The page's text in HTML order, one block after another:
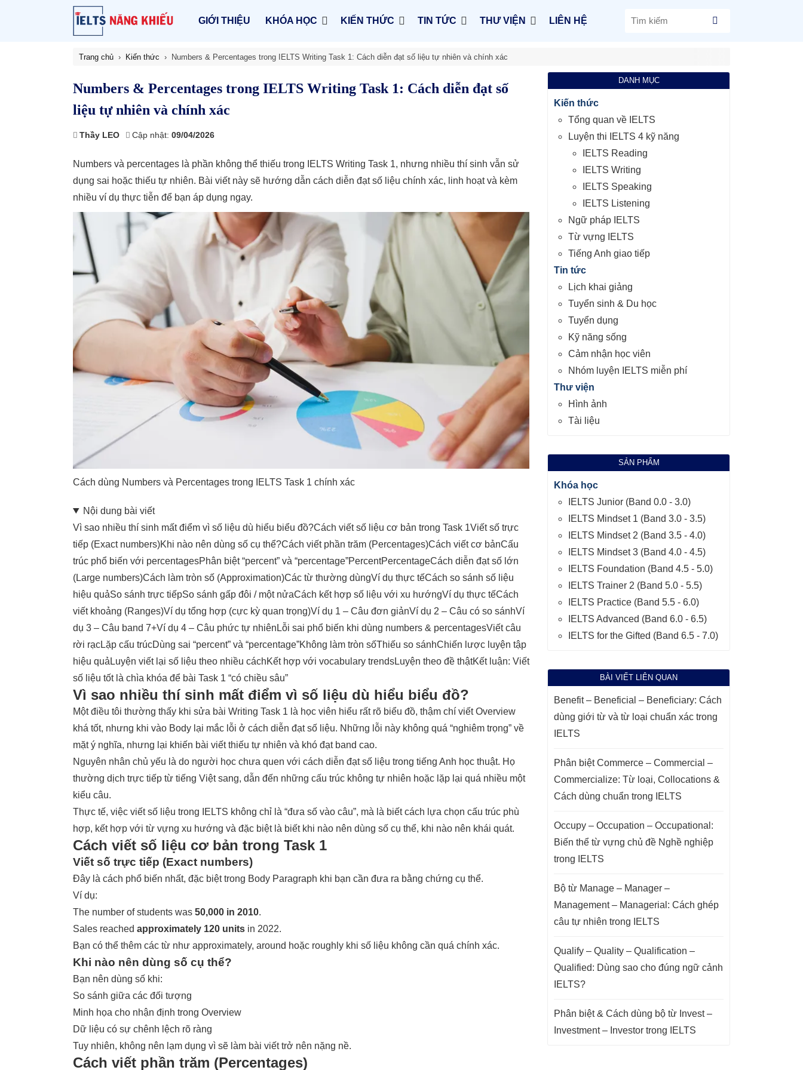
GIỚI THIỆU KHÓA HỌC KIẾN THỨC TIN TỨC THƯ VIỆN LIÊN HỆ
Trang chủ Kiến thức Numbers & Percentages trong IELTS Writing Task 1: Cách diễn đạt số liệu tự nhiên và chính xác
Numbers & Percentages trong IELTS Writing Task 1: Cách diễn đạt số
liệu tự nhiên và chính xác
Thầy LEO Cập nhật: 09/04/2026
Numbers và percentages là phần không thể thiếu trong IELTS Writing Task 1, nhưng nhiều thí sinh vẫn sử
dụng sai hoặc thiếu tự nhiên. Bài viết này sẽ hướng dẫn cách diễn đạt số liệu chính xác, linh hoạt và kèm
nhiều ví dụ thực tiễn để bạn áp dụng ngay.
Cách dùng Numbers và Percentages trong IELTS Task 1 chính xác
Nội dung bài viết
Vì sao nhiều thí sinh mất điểm vì số liệu dù hiểu biểu đồ?Cách viết số liệu cơ bản trong Task 1Viết số trực
tiếp (Exact numbers)Khi nào nên dùng số cụ thể?Cách viết phần trăm (Percentages)Cách viết cơ bảnCấu
trúc phổ biến với percentagesPhân biệt “percent” và “percentage”PercentPercentageCách diễn đạt số lớn
(Large numbers)Cách làm tròn số (Approximation)Các từ thường dùngVí dụ thực tếCách so sánh số liệu
hiệu quảSo sánh trực tiếpSo sánh gấp đôi / một nửaCách kết hợp số liệu với xu hướngVí dụ thực tếCách
viết khoảng (Ranges)Ví dụ tổng hợp (cực kỳ quan trọng)Ví dụ 1 – Câu đơn giảnVí dụ 2 – Câu có so sánhVí
dụ 3 – Câu band 7+Ví dụ 4 – Câu phức tự nhiên Lỗi sai phổ biến khi dùng numbers & percentagesViết câu
rời rạcLặp cấu trúcDùng sai “percent” và “percentage”Không làm tròn sốThiếu so sánhChiến lược luyện tập
hiệu quả Luyện viết lại số liệu theo nhiều cáchKết hợp với vocabulary trendsLuyện theo đề thậtKết luận: Viết
số liệu tốt là chìa khóa để bài Task 1 “có chiều sâu”
Vì sao nhiều thí sinh mất điểm vì số liệu dù hiểu biểu đồ?
Một điều tôi thường thấy khi sửa bài Writing Task 1 là học viên hiểu rất rõ biểu đồ, thậm chí viết Overview
khá tốt, nhưng khi vào Body lại mắc lỗi ở cách diễn đạt số liệu. Những lỗi này không quá “nghiêm trọng” về
mặt ý nghĩa, nhưng lại khiến bài viết thiếu tự nhiên và khó đạt band cao.
Nguyên nhân chủ yếu là do người học chưa quen với cách diễn đạt số liệu trong tiếng Anh học thuật. Họ
thường dịch trực tiếp từ tiếng Việt sang, dẫn đến những cấu trúc không tự nhiên hoặc lặp lại quá nhiều một
kiểu câu.
Thực tế, việc viết số liệu trong IELTS không chỉ là “đưa số vào câu”, mà là biết cách lựa chọn cấu trúc phù
hợp, kết hợp với từ vựng xu hướng và đặc biệt là biết khi nào nên dùng số cụ thể, khi nào nên khái quát.
Cách viết số liệu cơ bản trong Task 1
Viết số trực tiếp (Exact numbers)
Đây là cách phổ biến nhất, đặc biệt trong Body Paragraph khi bạn cần đưa ra bằng chứng cụ thể.
Ví dụ:
The number of students was 50,000 in 2010.
Sales reached approximately 120 units in 2022.
Bạn có thể thêm các từ như approximately, around hoặc roughly khi số liệu không cần quá chính xác.
Khi nào nên dùng số cụ thể?
Bạn nên dùng số khi:
So sánh giữa các đối tượng
Minh họa cho nhận định trong Overview
Dữ liệu có sự chênh lệch rõ ràng
Tuy nhiên, không nên lạm dụng vì sẽ làm bài viết trở nên nặng nề.
Cách viết phần trăm (Percentages)
DANH MỤC
Kiến thức
Tổng quan về IELTS
Luyện thi IELTS 4 kỹ năng
IELTS Reading
IELTS Writing
IELTS Speaking
IELTS Listening
Ngữ pháp IELTS
Từ vựng IELTS
Tiếng Anh giao tiếp
Tin tức
Lịch khai giảng
Tuyển sinh & Du học
Tuyển dụng
Kỹ năng sống
Cảm nhận học viên
Nhóm luyện IELTS miễn phí
Thư viện
Hình ảnh
Tài liệu
SẢN PHẨM
Khóa học
IELTS Junior (Band 0.0 - 3.0)
IELTS Mindset 1 (Band 3.0 - 3.5)
IELTS Mindset 2 (Band 3.5 - 4.0)
IELTS Mindset 3 (Band 4.0 - 4.5)
IELTS Foundation (Band 4.5 - 5.0)
IELTS Trainer 2 (Band 5.0 - 5.5)
IELTS Practice (Band 5.5 - 6.0)
IELTS Advanced (Band 6.0 - 6.5)
IELTS for the Gifted (Band 6.5 - 7.0)
BÀI VIẾT LIÊN QUAN
Benefit – Beneficial – Beneficiary: Cách
dùng giới từ và từ loại chuẩn xác trong
IELTS
Phân biệt Commerce – Commercial –
Commercialize: Từ loại, Collocations &
Cách dùng chuẩn trong IELTS
Occupy – Occupation – Occupational:
Biến thể từ vựng chủ đề Nghề nghiệp
trong IELTS
Bộ từ Manage – Manager –
Management – Managerial: Cách ghép
câu tự nhiên trong IELTS
Qualify – Quality – Qualification –
Qualified: Dùng sao cho đúng ngữ cảnh
IELTS?
Phân biệt & Cách dùng bộ từ Invest –
Investment – Investor trong IELTS